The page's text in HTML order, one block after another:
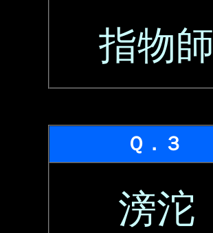
指物師
Ｑ．３
滂沱